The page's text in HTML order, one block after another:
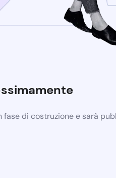
fase di costruzione e sarà